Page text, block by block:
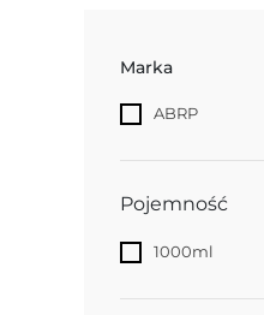
Marka
ABRP
Pojemność
1000ml